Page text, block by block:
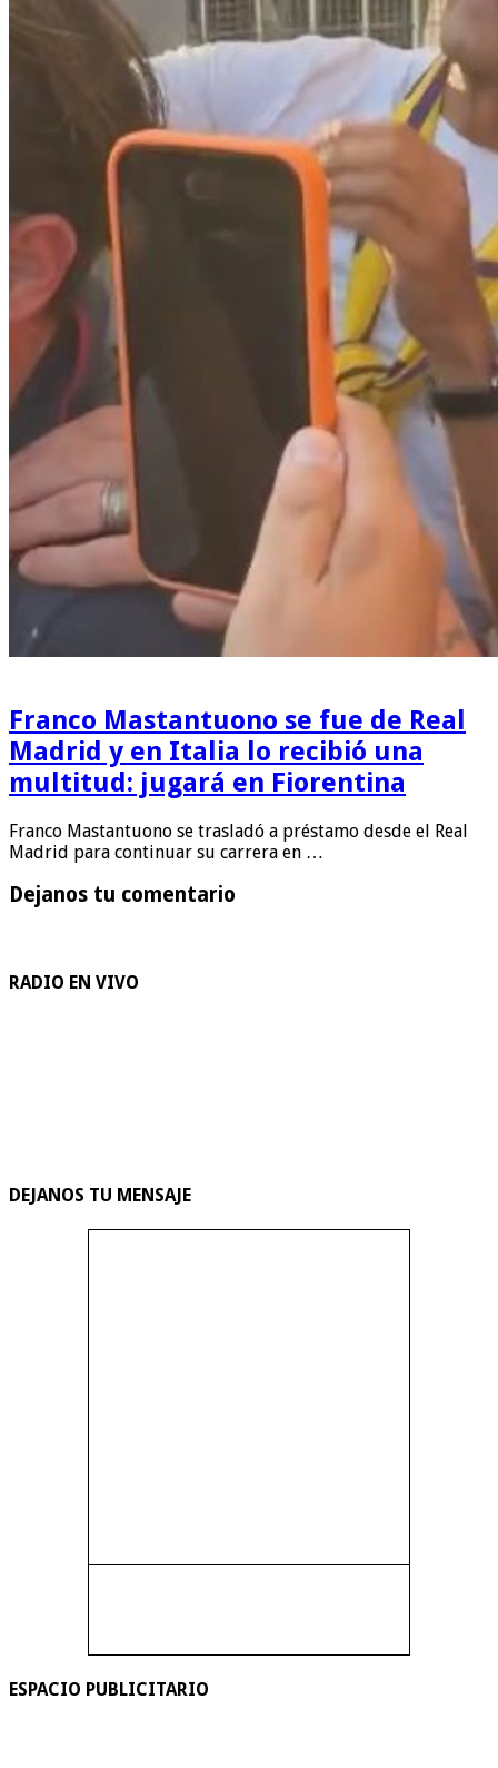
Franco Mastantuono se fue de Real
Madrid y en Italia lo recibió una
multitud: jugará en Fiorentina
Franco Mastantuono se trasladó a préstamo desde el Real
Madrid para continuar su carrera en …
Dejanos tu comentario
RADIO EN VIVO
DEJANOS TU MENSAJE
ESPACIO PUBLICITARIO